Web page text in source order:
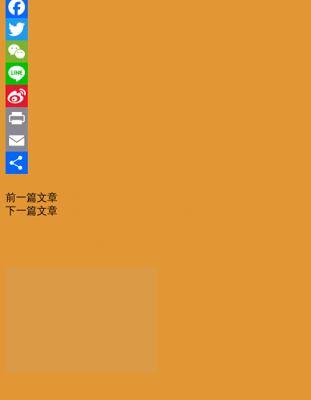
Facebook
Twitter
WeChat
Line
Sina
Weibo
Print
Email
享
前一篇文章
下一篇文章